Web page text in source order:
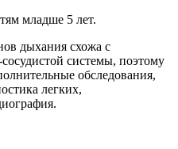
младше 5 лет.
дыхания схожа с
системы, поэтому
обследования,
легких,